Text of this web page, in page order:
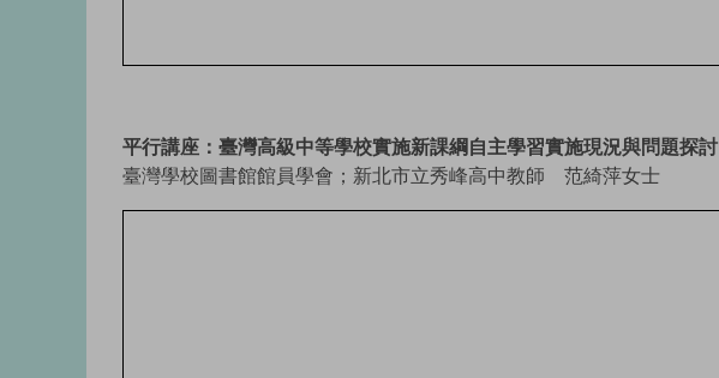
平行講座：臺灣高級中等學校實施新課綱自主學習實施現況與問題探討
臺灣學校圖書館館員學會；新北市立秀峰高中教師 范綺萍女士